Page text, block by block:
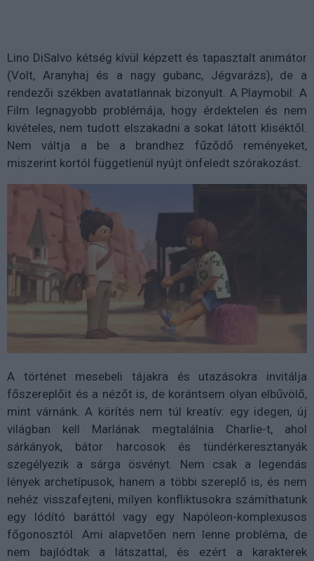
Lino DiSalvo kétség kívül képzett és tapasztalt animátor
(Volt, Aranyhaj és a nagy gubanc, Jégvarázs), de a
rendezői székben avatatlannak bizonyult. A Playmobil: A
Film legnagyobb problémája, hogy érdektelen és nem
kivételes, nem tudott elszakadni a sokat látott kliséktől.
Nem váltja a be a brandhez fűződő reményeket,
miszerint kortól függetlenül nyújt önfeledt szórakozást.
A történet mesebeli tájakra és utazásokra invitálja
főszereplőit és a nézőt is, de korántsem olyan elbűvölő,
mint várnánk. A körítés nem túl kreatív: egy idegen, új
világban kell Marlának megtalálnia Charlie-t, ahol
sárkányok, bátor harcosok és tündérkeresztanyák
szegélyezik a sárga ösvényt. Nem csak a legendás
lények archetípusok, hanem a többi szereplő is, és nem
nehéz visszafejteni, milyen konfliktusokra számíthatunk
egy lódító baráttól vagy egy Napóleon-komplexusos
főgonosztól. Ami alapvetően nem lenne probléma, de
nem bajlódtak a látszattal, és ezért a karakterek